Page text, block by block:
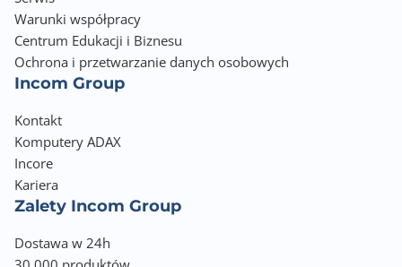
Warunki współpracy
Centrum Edukacji i Biznesu
Ochrona i przetwarzanie danych osobowych
Incom Group
Kontakt
Komputery ADAX
Incore
Kariera
Zalety Incom Group
Dostawa w 24h